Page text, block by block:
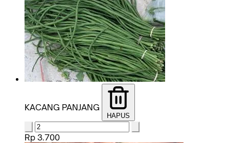
KACANG PANJANG
HAPUS
Rp 3.700